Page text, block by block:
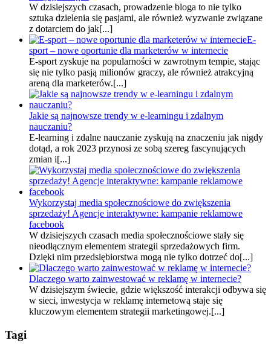
W dzisiejszych czasach, prowadzenie bloga to nie tylko
sztuka dzielenia się pasjami, ale również wyzwanie związane
z dotarciem do jak[...]
E-
sport – nowe oportunie dla marketerów w internecie
E-sport zyskuje na popularności w zawrotnym tempie, stając
się nie tylko pasją milionów graczy, ale również atrakcyjną
areną dla marketerów.[...]
Jakie są najnowsze trendy w e-learningu i zdalnym
nauczaniu?
E-learning i zdalne nauczanie zyskują na znaczeniu jak nigdy
dotąd, a rok 2023 przynosi ze sobą szereg fascynujących
zmian i[...]
Wykorzystaj media społecznościowe do zwiększenia
sprzedaży! Agencje interaktywne: kampanie reklamowe
facebook
W dzisiejszych czasach media społecznościowe stały się
nieodłącznym elementem strategii sprzedażowych firm.
Dzięki nim przedsiębiorstwa mogą nie tylko dotrzeć do[...]
Dlaczego warto zainwestować w reklamę w internecie?
W dzisiejszym świecie, gdzie większość interakcji odbywa się
w sieci, inwestycja w reklamę internetową staje się
kluczowym elementem strategii marketingowej.[...]
Tagi